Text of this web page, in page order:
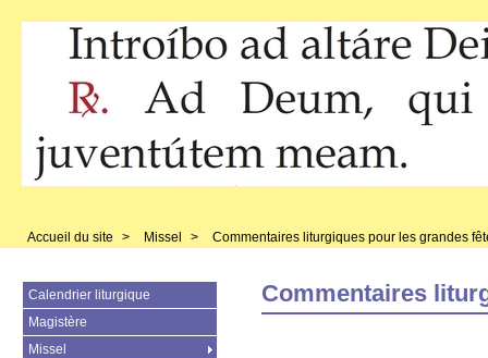
Accueil du site > Missel > Commentaires liturgiques pour les grandes
Commentaires
Calendrier liturgique
Magistère
Missel